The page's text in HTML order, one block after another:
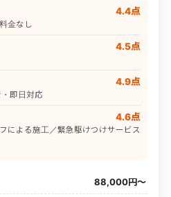
4.4点
金なし
4.5点
4.9点
即日対応
4.6点
による施工／緊急駆けつけサービス
88,000円〜